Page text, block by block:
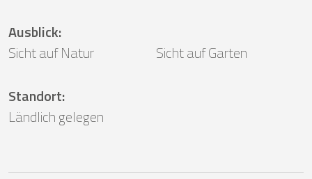
Ausblick:
Sicht auf Natur
Sicht auf Garten
Standort:
Ländlich gelegen